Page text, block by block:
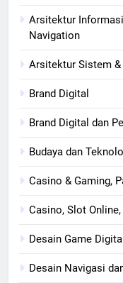
Arsitektur
Navigation
Arsitektur Sistem
Brand Digital
Brand Digital dan
Budaya dan
Casino & Gaming,
Casino, Slot
Desain Game
Desain Navigasi